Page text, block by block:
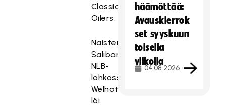
Classic–
Oilers.
Naisten
Salibandyliigan
NLB-
lohkossa
Welhot
löi
häämöttää:
Avauskierrok
set syyskuun
toisella
viikolla
04.08.2026